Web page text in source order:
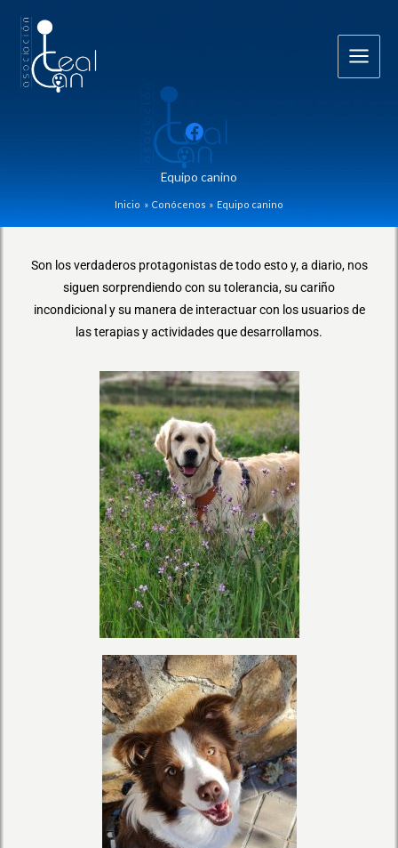
contenido
Equipo canino
Inicio Conócenos Equipo canino
Son los verdaderos protagonistas de todo esto y, a diario, nos
siguen sorprendiendo con su tolerancia, su cariño
incondicional y su manera de interactuar con los usuarios de
las terapias y actividades que desarrollamos.